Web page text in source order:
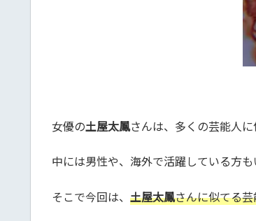
女優の土屋太鳳さんは、多くの芸能人に
中には男性や、海外で活躍している方も
そこで今回は、 土屋太鳳さんに似てる